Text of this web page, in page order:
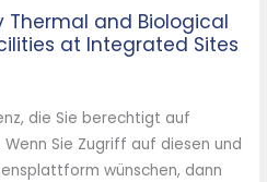
Thermal and Biological
at Integrated Sites
die Sie berechtigt auf
Sie Zugriff auf diesen und
wünschen, dann